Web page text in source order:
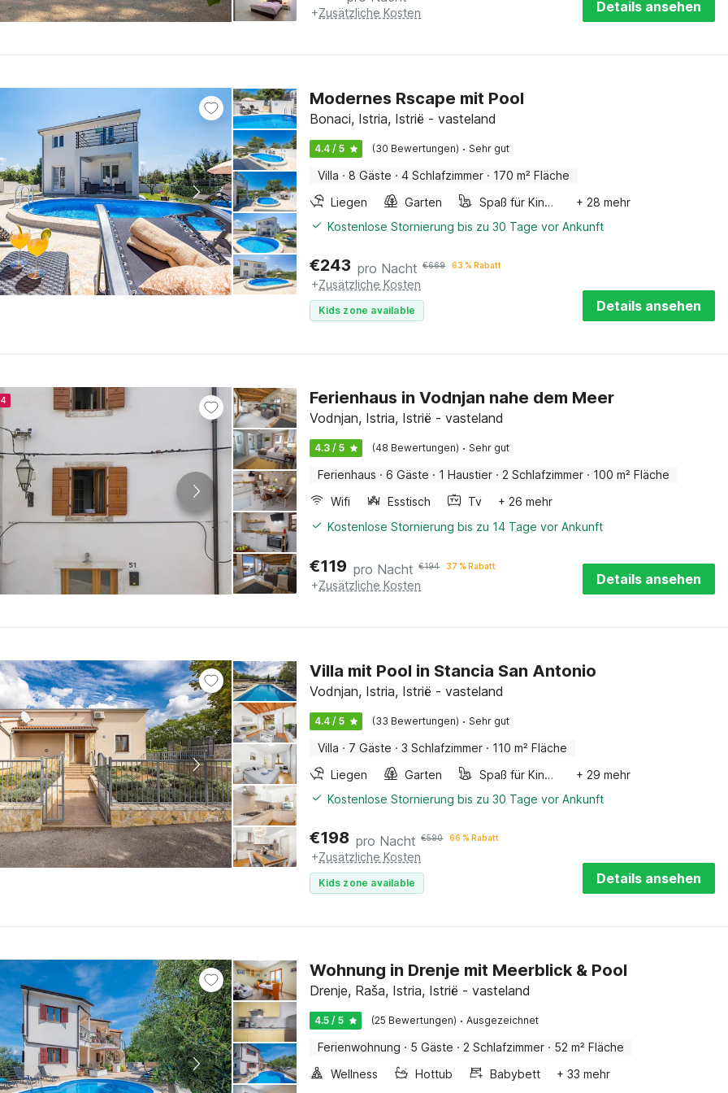
+Zusätzliche Kosten Details ansehen
Modernes Rscape mit Pool
Bonaci, Istria, Istrië - vasteland
4.4 / 5 (30 Bewertungen) · Sehr gut
Villa · 8 Gäste · 4 Schlafzimmer · 170 m² Fläche
Liegen
Garten Spaß für Kinder
+ 28 mehr
Kostenlose Stornierung bis zu 30 Tage vor Ankunft
€243 pro Nacht €669 63 % Rabatt
+Zusätzliche Kosten
Kids zone available Details ansehen
Ferienhaus in Vodnjan nahe dem Meer
Vodnjan, Istria, Istrië - vasteland
4.3 / 5 (48 Bewertungen) · Sehr gut
Ferienhaus · 6 Gäste · 1 Haustier · 2 Schlafzimmer · 100 m² Fläche
Wifi
Esstisch Tv
+ 26 mehr
Kostenlose Stornierung bis zu 14 Tage vor Ankunft
€119 pro Nacht €194 37 % Rabatt
+Zusätzliche Kosten Details ansehen
Villa mit Pool in Stancia San Antonio
Vodnjan, Istria, Istrië - vasteland
4.4 / 5 (33 Bewertungen) · Sehr gut
Villa · 7 Gäste · 3 Schlafzimmer · 110 m² Fläche
Liegen
Garten Spaß für Kinder
+ 29 mehr
Kostenlose Stornierung bis zu 30 Tage vor Ankunft
€198 pro Nacht €590 66 % Rabatt
+Zusätzliche Kosten
Kids zone available Details ansehen
Wohnung in Drenje mit Meerblick & Pool
Drenje, Raša, Istria, Istrië - vasteland
4.5 / 5 (25 Bewertungen) · Ausgezeichnet
Ferienwohnung · 5 Gäste · 2 Schlafzimmer · 52 m² Fläche
Wellness
Hottub Babybett
+ 33 mehr